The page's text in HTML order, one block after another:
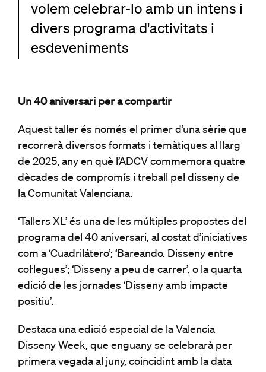
volem celebrar-lo amb un intens i
divers programa d'activitats i
esdeveniments
Un 40 aniversari per a compartir
Aquest taller és només el primer d’una sèrie que
recorrerà diversos formats i temàtiques al llarg
de 2025, any en què l’ADCV commemora quatre
dècades de compromís i treball pel disseny de
la Comunitat Valenciana.
‘Tallers XL’ és una de les múltiples propostes del
programa del 40 aniversari, al costat d’iniciatives
com a ‘Cuadrilátero’; ‘Bareando. Disseny entre
col·legues’; ‘Disseny a peu de carrer’, o la quarta
edició de les jornades ‘Disseny amb impacte
positiu’.
Destaca una edició especial de la Valencia
Disseny Week, que enguany se celebrarà per
primera vegada al juny, coincidint amb la data